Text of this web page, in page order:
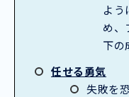
よう
め、
下の
任せる勇気
失敗を